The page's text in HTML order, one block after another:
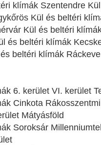
klímák Szentendre
Kül és beltéri
Kül és beltéri
és beltéri klímák
beltéri klímák
6. kerület VI. kerület
Cinkota
Mátyásföld
Soroksár